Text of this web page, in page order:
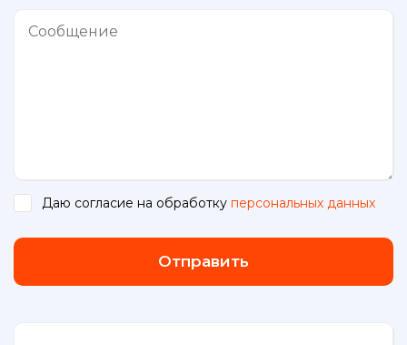
Даю согласие на обработку персональных данных
Отправить